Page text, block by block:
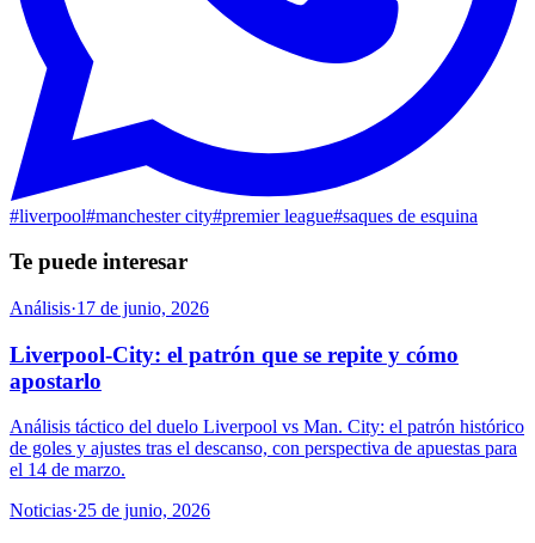
#liverpool#manchester city#premier league#saques de esquina
Te puede interesar
Análisis·17 de junio, 2026
Liverpool-City: el patrón que se repite y cómo
apostarlo
Análisis táctico del duelo Liverpool vs Man. City: el patrón histórico
de goles y ajustes tras el descanso, con perspectiva de apuestas para
el 14 de marzo.
Noticias·25 de junio, 2026